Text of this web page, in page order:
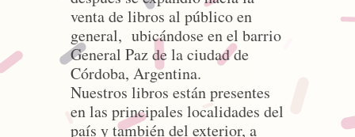
venta de libros al público en
general, ubicándose en el barrio
General Paz de la ciudad de
Córdoba, Argentina.
Nuestros libros están presentes
en las principales localidades del
país y también del exterior, a